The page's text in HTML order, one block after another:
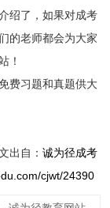
绍了，如果对成考
的老师都会为大家
！
费习题和真题供大
出自： 诚为径成考
cjwt/24390